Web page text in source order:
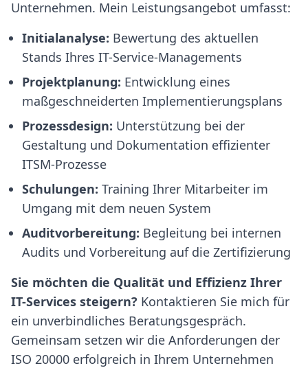
Unternehmen. Mein Leistungsangebot umfasst:
Initialanalyse: Bewertung des aktuellen
Stands Ihres IT-Service-Managements
Projektplanung: Entwicklung eines
maßgeschneiderten Implementierungsplans
Prozessdesign: Unterstützung bei der
Gestaltung und Dokumentation effizienter
ITSM-Prozesse
Schulungen: Training Ihrer Mitarbeiter im
Umgang mit dem neuen System
Auditvorbereitung: Begleitung bei internen
Audits und Vorbereitung auf die Zertifizierung
Sie möchten die Qualität und Effizienz Ihrer
IT-Services steigern? Kontaktieren Sie mich für
ein unverbindliches Beratungsgespräch.
Gemeinsam setzen wir die Anforderungen der
ISO 20000 erfolgreich in Ihrem Unternehmen